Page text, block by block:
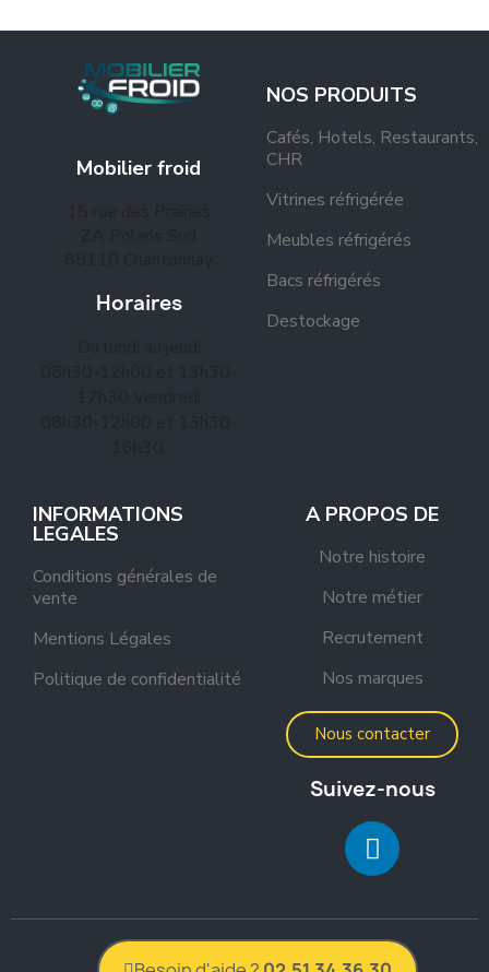
Mobilier froid
Horaires
NOS PRODUITS
Cafés, Hotels, Restaurants,
CHR
Vitrines réfrigérée
Meubles réfrigérés
Bacs réfrigérés
Destockage
INFORMATIONS
LEGALES
Conditions générales de
vente
Mentions Légales
Politique de confidentialité
A PROPOS DE
Notre histoire
Notre métier
Recrutement
Nos marques
Nous contacter
Suivez-nous